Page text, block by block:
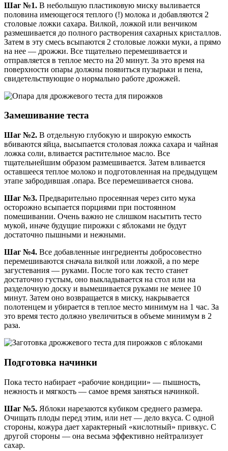
Шаг №1. В небольшую пластиковую миску выливается
половина имеющегося теплого (!) молока и добавляются 2
столовые ложки сахара. Вилкой, ложкой или венчиком
размешивается до полного растворения сахарных кристаллов.
Затем в эту смесь всыпаются 2 столовые ложки муки, а прямо
на нее — дрожжи. Все тщательно перемешивается и
отправляется в теплое место на 20 минут. За это время на
поверхности опары должны появиться пузырьки и пена,
свидетельствующие о нормально работе дрожжей.
Замешивание теста
Шаг №2. В отдельную глубокую и широкую емкость
вбиваются яйца, высыпается столовая ложка сахара и чайная
ложка соли, вливается растительное масло. Все
тщательнейшим образом размешивается. Затем вливается
оставшееся теплое молоко и подготовленная на предыдущем
этапе забродившая .опара. Все перемешивается снова.
Шаг №3. Предварительно просеянная через сито мука
осторожно всыпается порциями при постоянном
помешивании. Очень важно не слишком насытить тесто
мукой, иначе будущие пирожки с яблоками не будут
достаточно пышными и нежными.
Шаг №4. Все добавленные ингредиенты добросовестно
перемешиваются сначала вилкой или ложкой, а по мере
загустевания — руками. После того как тесто станет
достаточно густым, оно выкладывается на стол или на
разделочную доску и вымешивается руками не менее 10
минут. Затем оно возвращается в миску, накрывается
полотенцем и убирается в теплое место минимум на 1 час. За
это время тесто должно увеличиться в объеме минимум в 2
раза.
Подготовка начинки
Пока тесто набирает «рабочие кондиции» — пышность,
нежность и мягкость — самое время заняться начинкой.
Шаг №5. Яблоки нарезаются кубиком среднего размера.
Очищать плоды перед этим, или нет — дело вкуса. С одной
стороны, кожура дает характерный «кислотный» привкус. С
другой стороны — она весьма эффективно нейтрализует
сахар.